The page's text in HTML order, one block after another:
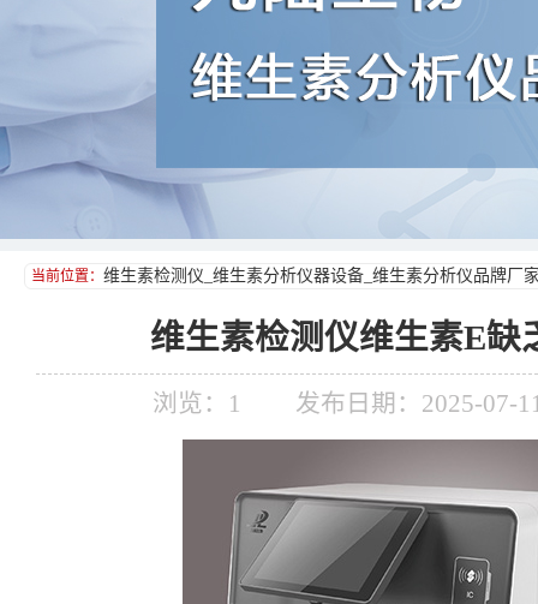
当前位置： 维生素检测仪_维生素分析仪器设备_维生素分析仪品牌厂
维生素检测仪维生素E缺
浏览： 1 发布日期：2025-07-